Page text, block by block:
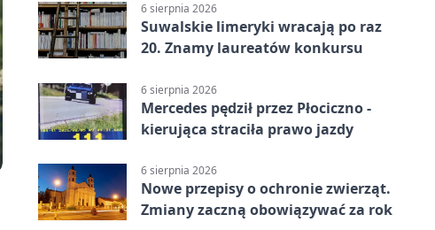
6 sierpnia 2026
Suwalskie limeryki wracają po raz
20. Znamy laureatów konkursu
6 sierpnia 2026
Mercedes pędził przez Płociczno -
kierująca straciła prawo jazdy
6 sierpnia 2026
Nowe przepisy o ochronie zwierząt.
Zmiany zaczną obowiązywać za rok